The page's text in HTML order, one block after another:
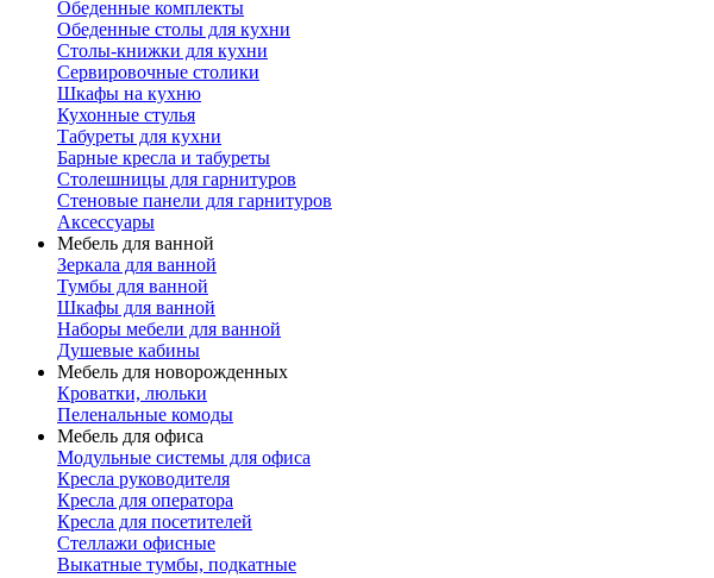
Обеденные комплекты
Обеденные столы для кухни
Столы-книжки для кухни
Сервировочные столики
Шкафы на кухню
Кухонные стулья
Табуреты для кухни
Барные кресла и табуреты
Столешницы для гарнитуров
Стеновые панели для гарнитуров
Аксессуары
Мебель для ванной
Зеркала для ванной
Тумбы для ванной
Шкафы для ванной
Наборы мебели для ванной
Душевые кабины
Мебель для новорожденных
Кроватки, люльки
Пеленальные комоды
Мебель для офиса
Модульные системы для офиса
Кресла руководителя
Кресла для оператора
Кресла для посетителей
Стеллажи офисные
Выкатные тумбы, подкатные